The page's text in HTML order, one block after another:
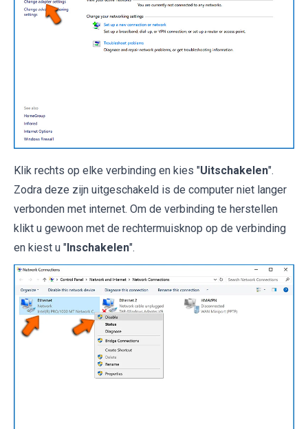
Klik rechts op elke verbinding en kies "Uitschakelen".
Zodra deze zijn uitgeschakeld is de computer niet langer
verbonden met internet. Om de verbinding te herstellen
klikt u gewoon met de rechtermuisknop op de verbinding
en kiest u "Inschakelen".